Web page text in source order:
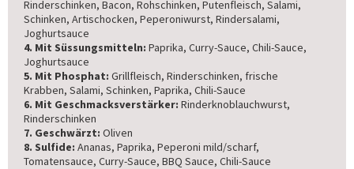
Rinderschinken, Bacon, Rohschinken, Putenfleisch, Salami,
Schinken, Artischocken, Peperoniwurst, Rindersalami,
Joghurtsauce
4. Mit Süssungsmitteln: Paprika, Curry-Sauce, Chili-Sauce,
Joghurtsauce
5. Mit Phosphat: Grillfleisch, Rinderschinken, frische
Krabben, Salami, Schinken, Paprika, Chili-Sauce
6. Mit Geschmacksverstärker: Rinderknoblauchwurst,
Rinderschinken
7. Geschwärzt: Oliven
8. Sulfide: Ananas, Paprika, Peperoni mild/scharf,
Tomatensauce, Curry-Sauce, BBQ Sauce, Chili-Sauce